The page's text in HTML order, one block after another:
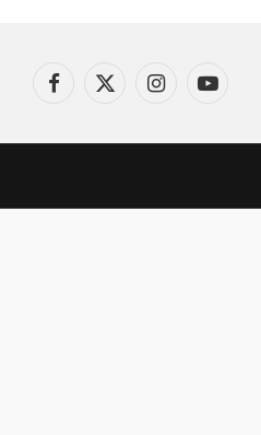
Facebook
X
InstagramYouTube